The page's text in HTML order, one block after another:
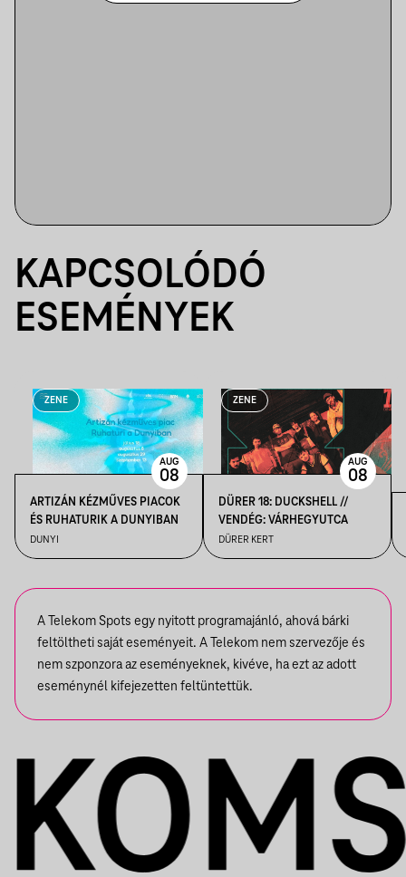
KAPCSOLÓDÓ
ESEMÉNYEK
ZENE
ARTIZÁN KÉZMŰVES PIACOK
ÉS RUHATURIK A DUNYIBAN
DUNYI
AUG
08
ZENE
DÜRER 18: DUCKSHELL //
VENDÉG: VÁRHEGYUTCA
DÜRER KERT
AUG
08
A Telekom Spots egy nyitott programajánló, ahová bárki
feltöltheti saját eseményeit. A Telekom nem szervezője és
nem szponzora az eseményeknek, kivéve, ha ezt az adott
eseménynél kifejezetten feltüntettük.